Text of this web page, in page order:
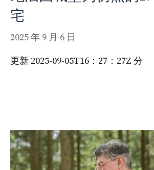
宅
2025 年 9 月 6 日
更新 2025-09-05T16：27：27Z 分